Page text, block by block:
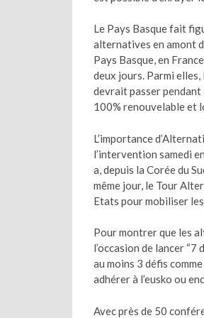
Le Pays Basque fait
alternatives en amont
Pays Basque, en
deux jours. Parmi elles,
devrait passer pendant
100% renouvelable et
L’importance
l’intervention samedi
a, depuis la Corée du
même jour, le Tour
Etats pour mobiliser
Pour montrer que les
l’occasion de lancer
au moins 3 défis
adhérer à l’eusko ou
Avec près de 50